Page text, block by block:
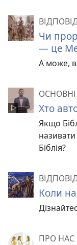
Чи
— це
А може,
ОСНОВНІ
Хто
Якщо
Біблія?
Коли
ПРО НАС